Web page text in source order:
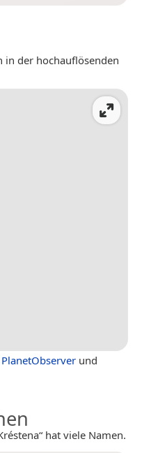
in der hochauflösenden
PlanetObserver und
hat viele Namen.